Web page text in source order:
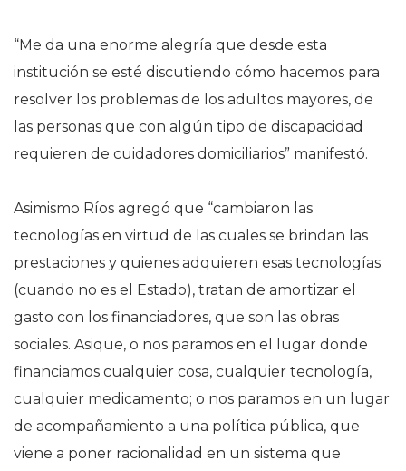
“Me da una enorme alegría que desde esta
institución se esté discutiendo cómo hacemos para
resolver los problemas de los adultos mayores, de
las personas que con algún tipo de discapacidad
requieren de cuidadores domiciliarios” manifestó.
Asimismo Ríos agregó que “cambiaron las
tecnologías en virtud de las cuales se brindan las
prestaciones y quienes adquieren esas tecnologías
(cuando no es el Estado), tratan de amortizar el
gasto con los financiadores, que son las obras
sociales. Asique, o nos paramos en el lugar donde
financiamos cualquier cosa, cualquier tecnología,
cualquier medicamento; o nos paramos en un lugar
de acompañamiento a una política pública, que
viene a poner racionalidad en un sistema que